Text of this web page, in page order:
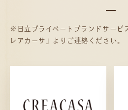
※日立プライベートブランドサービ
レアカーサ」よりご連絡ください。